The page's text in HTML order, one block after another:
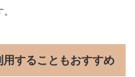
することもおすすめ